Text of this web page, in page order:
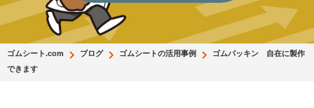
ゴムシート.com ブログ ゴムシートの活用事例
ゴムパッキン 自在に製作
できます